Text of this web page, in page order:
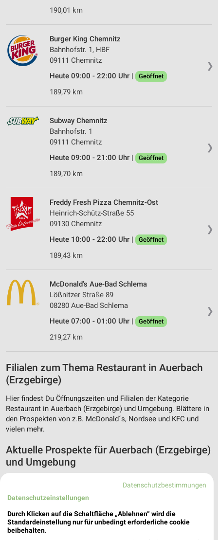
190,01 km
❯
Burger King Chemnitz
Bahnhofstr. 1, HBF
09111 Chemnitz
Heute 09:00 - 22:00 Uhr |
Geöffnet
189,79 km
❯
Subway Chemnitz
Bahnhofstr. 1
09111 Chemnitz
Heute 09:00 - 21:00 Uhr |
Geöffnet
189,70 km
❯
Freddy Fresh Pizza Chemnitz-Ost
Heinrich-Schütz-Straße 55
09130 Chemnitz
Heute 10:00 - 22:00 Uhr |
Geöffnet
189,43 km
❯
McDonald's Aue-Bad Schlema
Lößnitzer Straße 89
08280 Aue-Bad Schlema
Heute 07:00 - 01:00 Uhr |
Geöffnet
219,27 km
Filialen zum Thema Restaurant in Auerbach
(Erzgebirge)
Hier findest Du Öffnungszeiten und Filialen der Kategorie
Restaurant in Auerbach (Erzgebirge) und Umgebung. Blättere in
den Prospekten von z.B. McDonald´s, Nordsee und KFC und
vielen mehr.
Aktuelle Prospekte für Auerbach (Erzgebirge)
und Umgebung
hagebaumarkt
Datenschutzbestimmungen
Datenschutzeinstellungen
Durch Klicken auf die Schaltfläche „Ablehnen“ wird die
Standardeinstellung nur für unbedingt erforderliche cookie
beibehalten.